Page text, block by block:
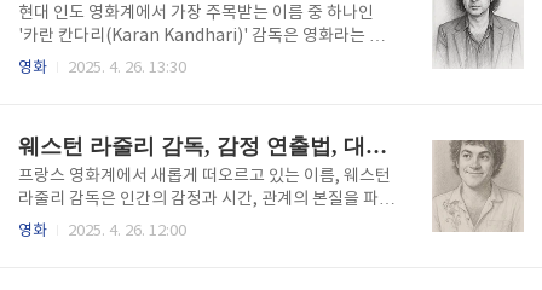
끌어들이고 있다. 이 글에서는 아론 쉼버그의 독창적인
연출 방식과 철학, 대표작 리뷰 및 해석, 감독 인터뷰와
제작 비하인드까지 포함하여 그의 영화 세계를 깊이 있
게 들여다보고자 한다.기괴함을 미학으로 승화한 쉼버
는 데에 ..
현대 인도 영화계에서 가장 주목받는 이름 중 하나인
'카란 칸다리(Karan Kandhari)' 감독은 영화라는 매
체를 통해 사회의 구조적 모순과 불평등을 정면으로 응
지와 맥락의 힘으로 관객에게 다가온다. 이 글에서는 카
란 칸다리 감독의 영화 철학과 대표작에 대한 리뷰 및
해석, 그리고 제작 비하인드와 감독의 진솔한 인터뷰 내
용을 통해 그의 작품세계를 조망하고자 한다.『시멘트
의 도시』와 『남쪽의 하늘』: 대표작 속 불평등의 풍
영화 2025. 4. 26. 13:30
웨스턴 라줄리 감독, 감정 연출법, 대표작, 인터뷰
프랑스 영화계에서 새롭게 떠오르고 있는 이름, 웨스턴
라줄리 감독은 인간의 감정과 시간, 관계의 본질을 파고
드는 연출로 많은 영화 팬과 평론가들의 주목을 받고 있
영화 2025. 4. 26. 12:00